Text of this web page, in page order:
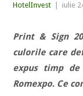
HotelInvest iulie
Print & Sign
culorile care
expus timp
Romexpo. Ce